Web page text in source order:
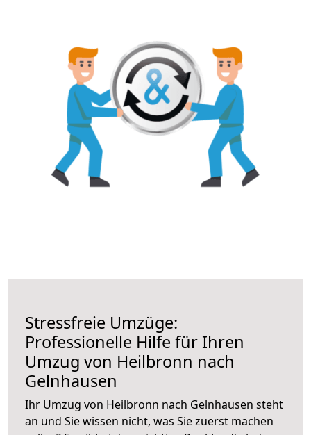
Stressfreie Umzüge:
Professionelle Hilfe für Ihren
Umzug von Heilbronn nach
Gelnhausen
Ihr Umzug von Heilbronn nach Gelnhausen steht
an und Sie wissen nicht, was Sie zuerst machen